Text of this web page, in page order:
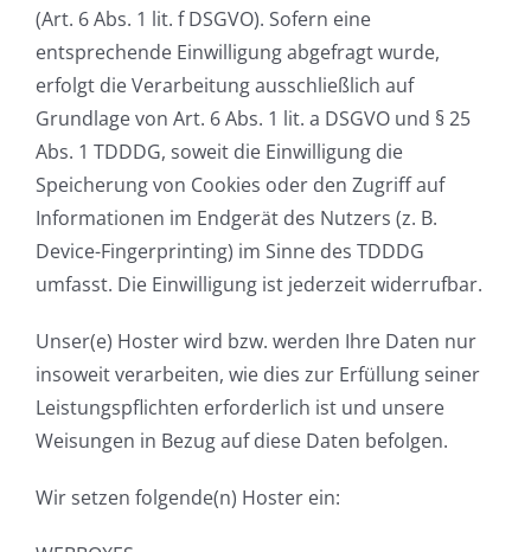
(Art. 6 Abs. 1 lit. f DSGVO). Sofern eine
entsprechende Einwilligung abgefragt wurde,
erfolgt die Verarbeitung ausschließlich auf
Grundlage von Art. 6 Abs. 1 lit. a DSGVO und § 25
Abs. 1 TDDDG, soweit die Einwilligung die
Speicherung von Cookies oder den Zugriff auf
Informationen im Endgerät des Nutzers (z. B.
Device-Fingerprinting) im Sinne des TDDDG
umfasst. Die Einwilligung ist jederzeit widerrufbar.
Unser(e) Hoster wird bzw. werden Ihre Daten nur
insoweit verarbeiten, wie dies zur Erfüllung seiner
Leistungspflichten erforderlich ist und unsere
Weisungen in Bezug auf diese Daten befolgen.
Wir setzen folgende(n) Hoster ein: